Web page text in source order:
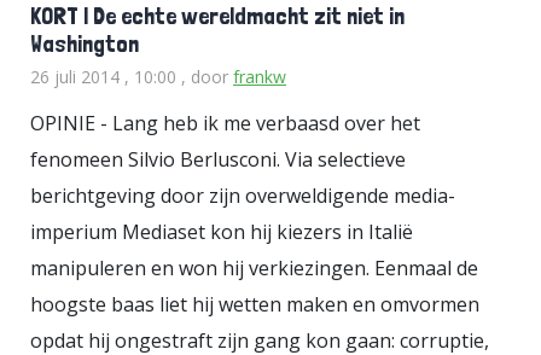
Sil, die elkaar altijd al leuk vonden,
zijn het soort mannen dat via een
malafide advocaat hun eindjes aan
elkaar knopen. Maar de consigliere
zou in dit geval wel eens een
chirurg kunnen zijn. Een man die je
met een mes bij je hoofd
vertrouwt - intiemer kan het bijna
niet.
KORT | De echte wereldmacht zit niet in
Washington
26 juli 2014 , 10:00 , door frankw
OPINIE - Lang heb ik me verbaasd over het
fenomeen Silvio Berlusconi. Via selectieve
berichtgeving door zijn overweldigende media-
imperium Mediaset kon hij kiezers in Italië
manipuleren en won hij verkiezingen. Eenmaal de
hoogste baas liet hij wetten maken en omvormen
opdat hij ongestraft zijn gang kon gaan: corruptie,